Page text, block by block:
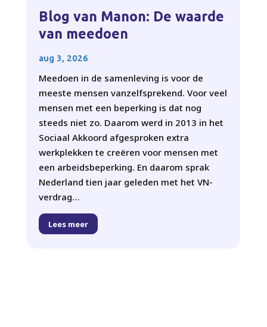
Blog van Manon: De waarde
van meedoen
aug 3, 2026
Meedoen in de samenleving is voor de
meeste mensen vanzelfsprekend. Voor veel
mensen met een beperking is dat nog
steeds niet zo. Daarom werd in 2013 in het
Sociaal Akkoord afgesproken extra
werkplekken te creëren voor mensen met
een arbeidsbeperking. En daarom sprak
Nederland tien jaar geleden met het VN-
verdrag…
Lees meer